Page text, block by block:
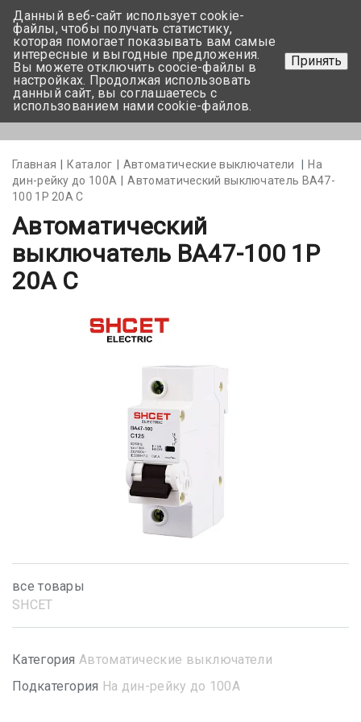
+375 17-350-99-56
+375 44-752-82-08
Задать вопрос
Главная Каталог Автоматические выключатели
На
дин-рейку до 100А
Автоматический выключатель ВА47-
100 1Р 20А С
Автоматический
выключатель ВА47-100 1Р
20А С
все товары
SHСET
Категория Автоматические выключатели
Подкатегория На дин-рейку до 100А
Данный веб-сайт использует cookie-
файлы, чтобы получать статистику,
которая помогает показывать вам самые
интересные и выгодные предложения.
Вы можете отключить coocie-файлы в
настройках. Продолжая использовать
данный сайт, вы соглашаетесь с
использованием нами cookie-файлов.
Принять